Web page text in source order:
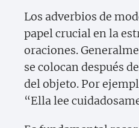
Los adverbios de
papel crucial en la
oraciones.
se colocan después
del objeto. Por
“Ella lee